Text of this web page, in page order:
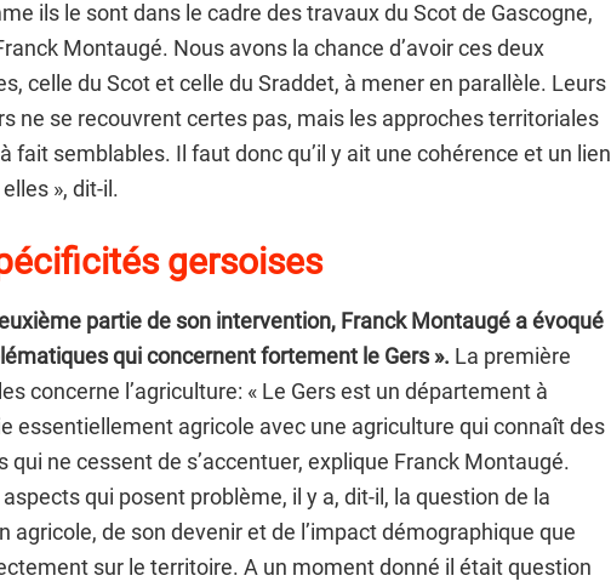
ils le sont dans le cadre des travaux du Scot de Gascogne,
Montaugé. Nous avons la chance d’avoir ces deux
celle du Scot et celle du Sraddet, à mener en parallèle. Leurs
ne se recouvrent certes pas, mais les approches territoriales
fait semblables. Il faut donc qu’il y ait une cohérence et un lien
», dit-il.
gersoises
partie de son intervention, Franck Montaugé a évoqué
qui concernent fortement le Gers ». La première
concerne l’agriculture: « Le Gers est un département à
essentiellement agricole avec une agriculture qui connaît des
qui ne cessent de s’accentuer, explique Franck Montaugé.
qui posent problème, il y a, dit-il, la question de la
agricole, de son devenir et de l’impact démographique que
sur le territoire. A un moment donné il était question